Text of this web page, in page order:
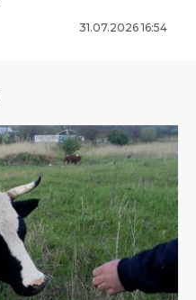
31.07.2026 16:54